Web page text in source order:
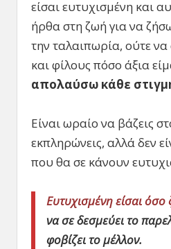
είσαι ευτυχισμένη και
ήρθα στη ζωή για να
την ταλαιπωρία, ούτε να
και φίλους πόσο άξια
απολαύσω κάθε
Είναι ωραίο να βάζεις
εκπληρώνεις, αλλά δεν
που θα σε κάνουν
Ευτυχισμένη είσαι όσο
να σε δεσμεύει το
φοβίζει το μέλλον.